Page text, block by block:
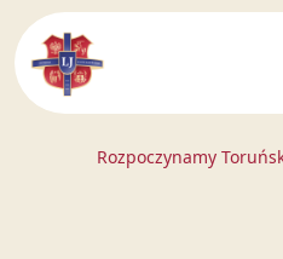
Przejdź do treści
Rozpoczynamy